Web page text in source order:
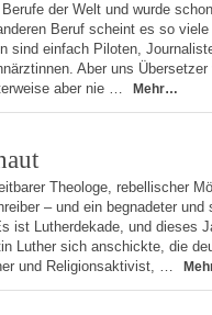
der Welt und wurde
Beruf scheint es so
sind einfach Piloten,
Aber uns
aber nie …
Mehr…
Theologe, rebellischer
– und ein begnadeter und
ist Lutherdekade, und dieses
Luther sich anschickte, die
und Religionsaktivist, …